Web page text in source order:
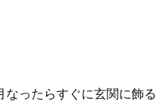
ったらすぐに玄関に飾